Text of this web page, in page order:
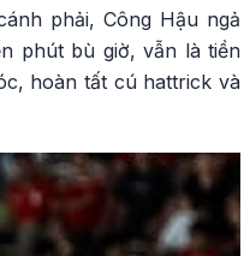
phải, Công Hậu ngả
phút bù giờ, vẫn là tiền
hoàn tất cú hattrick và